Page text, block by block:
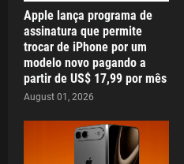
Apple lança programa de
assinatura que permite
trocar de iPhone por um
modelo novo pagando a
partir de US$ 17,99 por mês
August 01, 2026